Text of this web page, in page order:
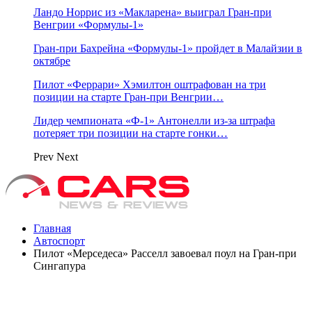
Ландо Норрис из «Макларена» выиграл Гран‑при
Венгрии «Формулы‑1»
Гран‑при Бахрейна «Формулы‑1» пройдет в Малайзии в
октябре
Пилот «Феррари» Хэмилтон оштрафован на три
позиции на старте Гран‑при Венгрии…
Лидер чемпионата «Ф‑1» Антонелли из‑за штрафа
потеряет три позиции на старте гонки…
Prev Next
Главная
Автоспорт
Пилот «Мерседеса» Расселл завоевал поул на Гран‑при
Сингапура